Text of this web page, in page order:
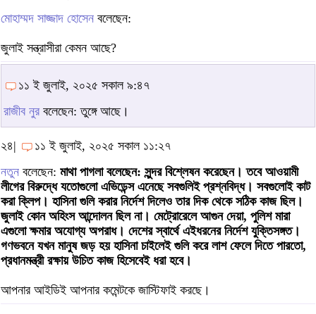
মোহাম্মদ সাজ্জাদ হোসেন বলেছেন:
জুলাই সন্ত্রাসীরা কেমন আছে?
১১ ই জুলাই, ২০২৫ সকাল ৯:৪৭
রাজীব নুর বলেছেন: তুঙ্গে আছে।
২৪|
১১ ই জুলাই, ২০২৫ সকাল ১১:২৭
নতুন বলেছেন: মাথা পাগলা বলেছেন: সুন্দর বিশ্লেষন করেছেন। তবে আওয়ামী
লীগের বিরুদ্ধে যতোগুলো এভিডেন্স এনেছে সবগুলিই প্রশ্নবিদ্ধ। সবগুলোই কাট
করা ক্লিপ। হাসিনা গুলি করার নির্দেশ দিলেও তার দিক থেকে সঠিক কাজ ছিল।
জুলাই কোন অহিংস আন্দোলন ছিল না। মেট্রোরেলে আগুন দেয়া, পুলিশ মারা
এগুলো ক্ষমার অযোগ্য অপরাধ। দেশের স্বার্থে এইধরনের নির্দেশ যুক্তিসঙ্গত।
গণভবনে যখন মানুষ জড় হয় হাসিনা চাইলেই গুলি করে লাশ ফেলে দিতে পারতো,
প্রধানমন্ত্রী রক্ষায় উচিত কাজ হিসেবেই ধরা হবে।
আপনার আইডিই আপনার কমেন্টকে জাস্টিফাই করছে।